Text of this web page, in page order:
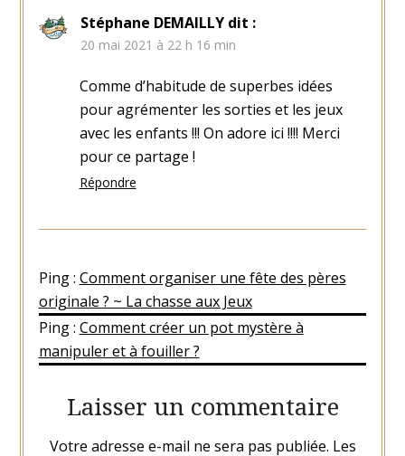
Stéphane DEMAILLY dit :
20 mai 2021 à 22 h 16 min
Comme d’habitude de superbes idées
pour agrémenter les sorties et les jeux
avec les enfants !!! On adore ici !!!! Merci
pour ce partage !
Répondre
Ping : Comment organiser une fête des pères
originale ? ~ La chasse aux Jeux
Ping : Comment créer un pot mystère à
manipuler et à fouiller ?
Laisser un commentaire
Votre adresse e-mail ne sera pas publiée. Les